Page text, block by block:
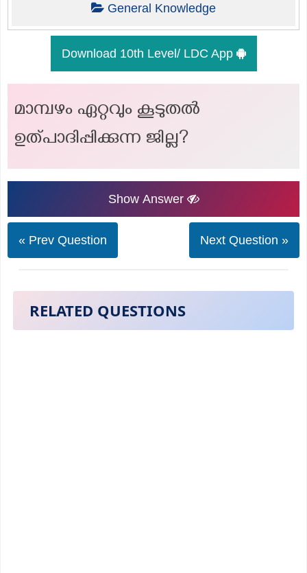
General Knowledge
Download 10th Level/ LDC App
മാമ്പഴം ഏറ്റവും കൂടുതല്‍
ഉത്പാദിപ്പിക്കുന്ന ജില്ല?
Show Answer
« Prev Question Next Question »
RELATED QUESTIONS